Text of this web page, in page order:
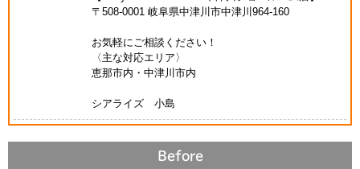
〒508-0001 岐阜県中津川市中津川964-160
お気軽にご相談ください！
〈主な対応エリア〉
恵那市内・中津川市内
シアライズ 小島
Before